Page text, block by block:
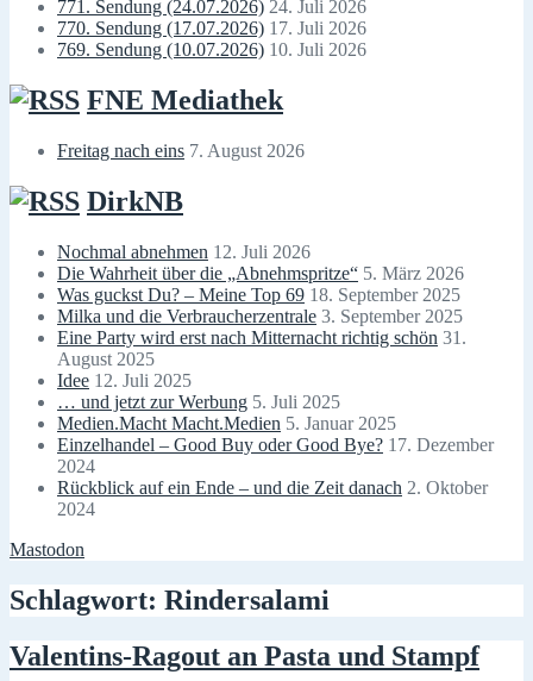
771. Sendung (24.07.2026) 24. Juli 2026
770. Sendung (17.07.2026) 17. Juli 2026
769. Sendung (10.07.2026) 10. Juli 2026
FNE Mediathek
Freitag nach eins 7. August 2026
DirkNB
Nochmal abnehmen 12. Juli 2026
Die Wahrheit über die „Abnehmspritze“ 5. März 2026
Was guckst Du? – Meine Top 69 18. September 2025
Milka und die Verbraucherzentrale 3. September 2025
Eine Party wird erst nach Mitternacht richtig schön 31.
August 2025
Idee 12. Juli 2025
… und jetzt zur Werbung 5. Juli 2025
Medien.Macht Macht.Medien 5. Januar 2025
Einzelhandel – Good Buy oder Good Bye? 17. Dezember
2024
Rückblick auf ein Ende – und die Zeit danach 2. Oktober
2024
Mastodon
Schlagwort: Rindersalami
Valentins-Ragout an Pasta und Stampf